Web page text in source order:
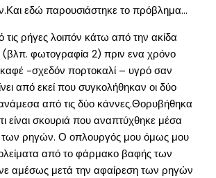
εδώ παρουσιάστηκε το πρόβλημα…
τις ρήγες λοιπόν κάτω από την ακίδα
(βλπ. φωτογραφία 2) πριν ενα χρόνο
-σχεδόν πορτοκαλί – υγρό σαν
από εκεί που συγκολήθηκαν οι δύο
από τις δύο κάννες.Θορυβήθηκα
είναι σκουριά που αναπτύχθηκε μέσα
των ρηγών. Ο οπλουργός μου όμως μου
από το φάρμακο βαφής των
αμέσως μετά την αφαίρεση των ρηγών